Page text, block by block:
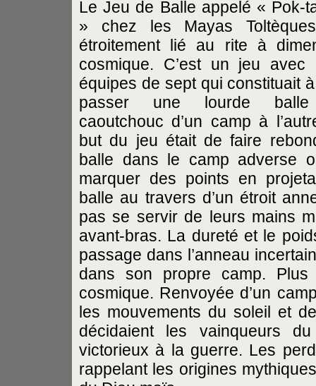
Le Jeu de Balle appelé « Pok-
» chez les Mayas
étroitement lié au rite à
cosmique. C’est un jeu avec
équipes de sept qui constituait
passer une lourde
caoutchouc d’un camp à
but du jeu était de faire
balle dans le camp adverse
marquer des points en
balle au travers d’un étroit
pas se servir de leurs mains
avant-bras. La dureté et le
passage dans l’anneau
dans son propre camp. Plus
cosmique. Renvoyée d’un
les mouvements du soleil et
décidaient les vainqueurs
victorieux à la guerre. Les
rappelant les origines